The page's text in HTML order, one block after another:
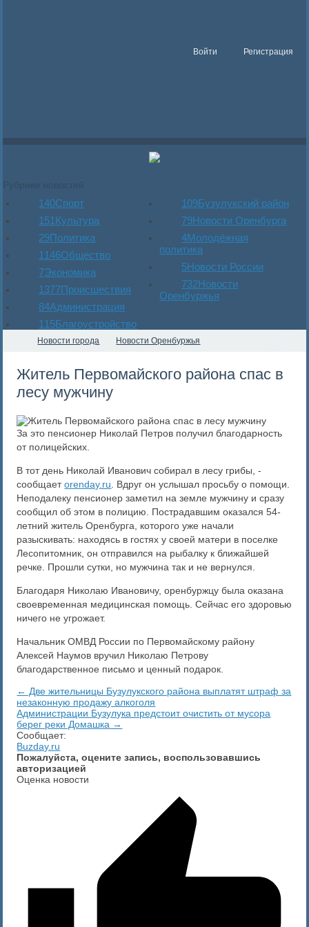
Войти Регистрация
Рубрики новостей
140Спорт
151 Культура
29Политика
1146Общество
7Экономика
1377Происшествия
84Администрация
115Благоустройство
109Бузулукский район
79Новости Оренбурга
4Молодёжная
политика
5Новости России
732Новости
Оренбуржья
Новости города Новости Оренбуржья
Житель Первомайского района спас в
лесу мужчину
За это пенсионер Николай Петров получил благодарность
от полицейских.
В тот день Николай Иванович собирал в лесу грибы, -
сообщаетorenday.ru . Вдруг он услышал просьбу о помощи.
Неподалеку пенсионер заметил на земле мужчину и сразу
сообщил об этом в полицию. Пострадавшим оказался 54-
летний житель Оренбурга, которого уже начали
разыскивать: находясь в гостях у своей матери в поселке
Лесопитомник, он отправился на рыбалку к ближайшей
речке. Прошли сутки, но мужчина так и не вернулся.
Благодаря Николаю Ивановичу, оренбуржцу была оказана
своевременная медицинская помощь. Сейчас его здоровью
ничего не угрожает.
Начальник ОМВД России по Первомайскому району
Алексей Наумов вручил Николаю Петрову
благодарственное письмо и ценный подарок.
← Две жительницы Бузулукского района выплатят штраф за
незаконную продажу алкоголя
Администрации Бузулука предстоит очистить от мусора
берег реки Домашка →
Сообщает:
Buzday.ru
Пожалуйста, оцените запись, воспользовавшись
авторизацией
Оценка новости